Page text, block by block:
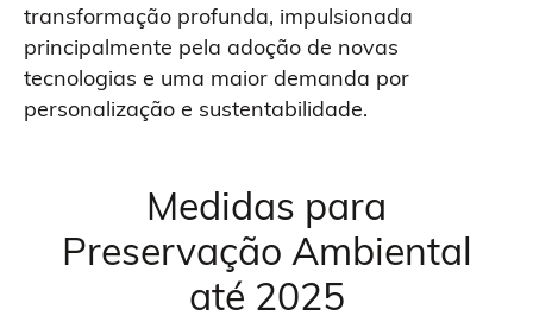
transformação profunda, impulsionada
principalmente pela adoção de novas
tecnologias e uma maior demanda por
personalização e sustentabilidade.
Medidas para
Preservação Ambiental
até 2025